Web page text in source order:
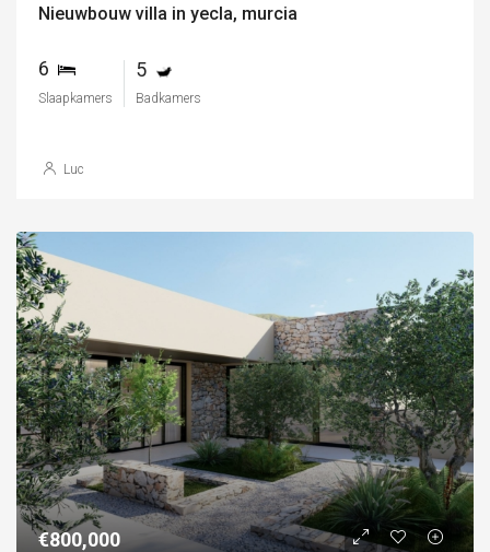
Nieuwbouw villa in yecla, murcia
6
Slaapkamers
5
Badkamers
Luc
€800,000